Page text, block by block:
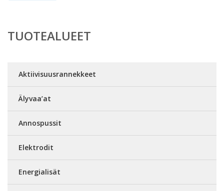
TUOTEALUEET
Aktiivisuusrannekkeet
Älyvaa’at
Annospussit
Elektrodit
Energialisät